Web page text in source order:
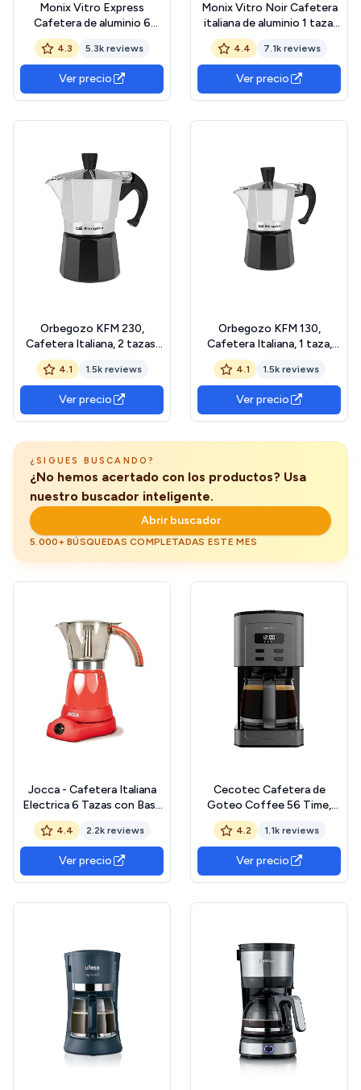
Monix Vitro Express
Cafetera de aluminio 6
tazas, apta para todo tipo
de cocinas excepto
inducción
4.3 5.3k reviews
Ver precio
Monix Vitro Noir Cafetera
italiana de aluminio 1 taza,
apta para todo tipo de
cocinas salvo inducción,
mango termoresistente
4.4 7.1k reviews
Ver precio
Orbegozo KFM 230,
Cafetera Italiana, 2 tazas,
apta para cocina de gas,
vitrocerámica y electrica,
aluminio, color negro y
silver
4.1 1.5k reviews
Ver precio
Orbegozo KFM 130,
Cafetera Italiana, 1 taza,
apta para cocina de gas,
vitrocerámica y eléctricas,
mango ergonómico, válvula
seguridad, color negro
4.1 1.5k reviews
Ver precio
¿SIGUES BUSCANDO?
¿No hemos acertado con los productos? Usa
nuestro buscador inteligente.
Abrir buscador
5.000+ BÚSQUEDAS COMPLETADAS ESTE MES
Jocca - Cafetera Italiana
Electrica 6 Tazas con Base
Giratoria 360° y Jarra Sin
Cables
4.4 2.2k reviews
Ver precio
Cecotec Cafetera de
Goteo Coffee 56 Time,
800W de Potencia,
Programa tu café, Acero
Inoxidable, Pantalla LCD,
Boquilla antigoteo,
Capacidad 1,3L para 10
4.2 1.1k reviews
Ver precio